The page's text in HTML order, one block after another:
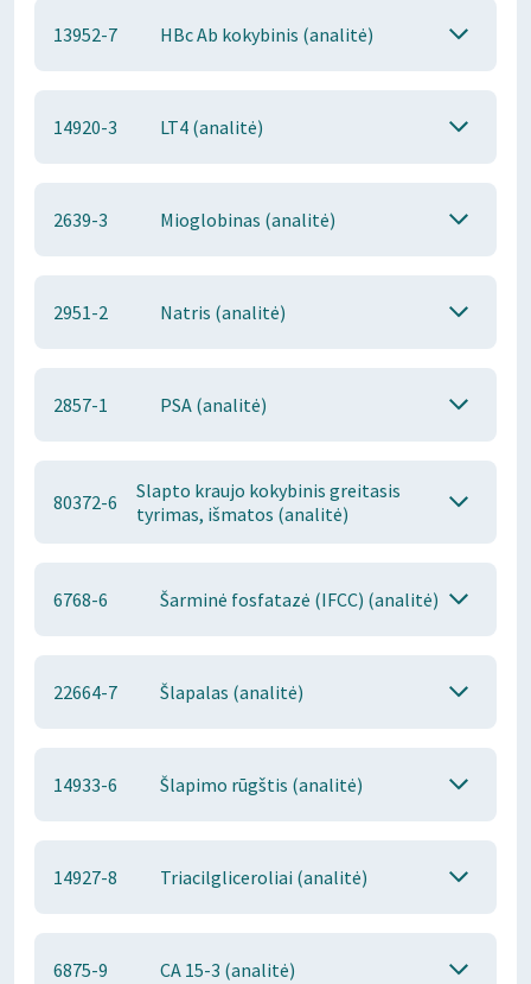
13952-7 HBc Ab kokybinis (analitė)
14920-3 LT4 (analitė)
2639-3 Mioglobinas (analitė)
2951-2 Natris (analitė)
2857-1 PSA (analitė)
80372-6
Slapto kraujo kokybinis greitasis
tyrimas, išmatos (analitė)
6768-6 Šarminė fosfatazė (IFCC) (analitė)
22664-7 Šlapalas (analitė)
14933-6 Šlapimo rūgštis (analitė)
14927-8 Triacilgliceroliai (analitė)
6875-9 CA 15-3 (analitė)